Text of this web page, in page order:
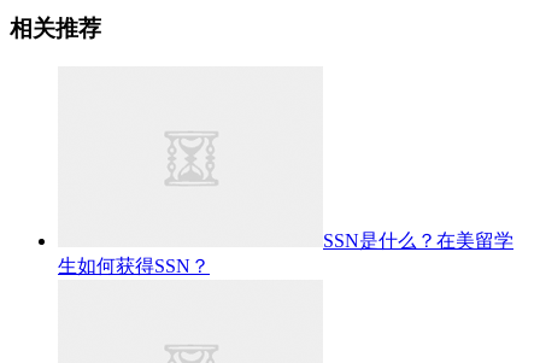
相关推荐
SSN是什么？在美留学
生如何获得SSN？